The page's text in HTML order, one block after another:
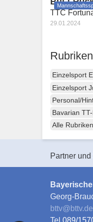
TTC
29.01.2024
Rubriken
Einzelsport
Einzelsport
Personal/
Bavarian
Alle Rubriken
Partner
Georg-
bttv@bttv.de